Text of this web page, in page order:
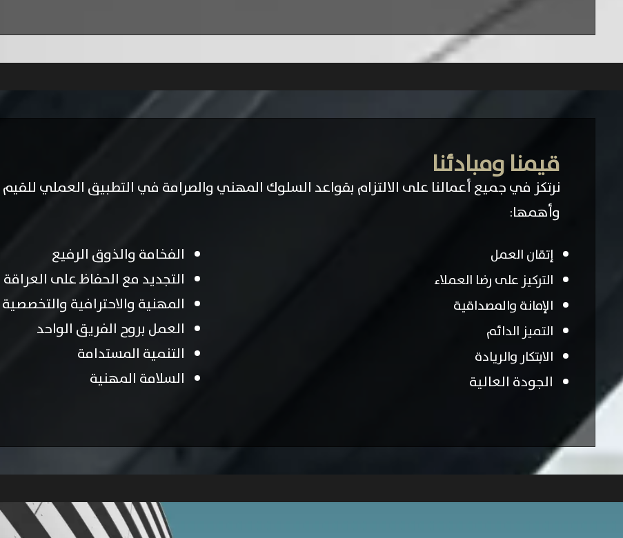
قيمنا ومبادئنا
نرتكز في جميع أعمالنا على الالتزام بقواعد السلوك المهني والصرامة في التطبيق العملي
وأهمها:
إتقان العمل
التركيز على رضا العملاء
الإمانة والمصداقية
التميز الدائم
الابتكار والريادة
الجودة العالية
الفخامة والذوق الرفيع
التجديد مع الحفاظ على العراقة
المهنية والاحترافية والتخصصية
العمل بروح الفريق الواحد
التنمية المستدامة
السلامة المهنية